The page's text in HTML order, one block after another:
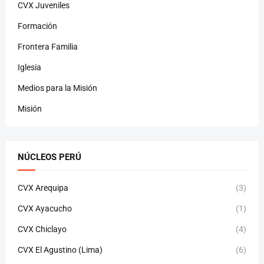
CVX Juveniles
Formación
Frontera Familia
Iglesia
Medios para la Misión
Misión
NÚCLEOS PERÚ
CVX Arequipa (3)
CVX Ayacucho (1)
CVX Chiclayo (4)
CVX El Agustino (Lima) (6)